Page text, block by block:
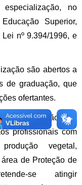
no
Superior,
nº 9.394/1996, e
são abertos a
de graduação, que
ofertantes.
em
profissionais com
vegetal,
de Proteção de
se atingir